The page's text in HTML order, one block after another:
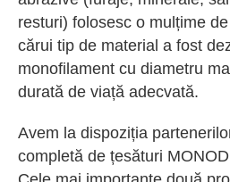
resturi) folosesc o mulțime
cărui tip de material a fost
monofilament cu diametru
durată de viață adecvată.
Avem la dispoziția
completă de țesături